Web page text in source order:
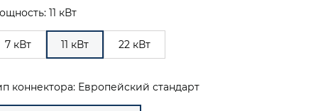
11 кВт
7 кВт 11 кВт 22 кВт
коннектора: Европейский стандарт